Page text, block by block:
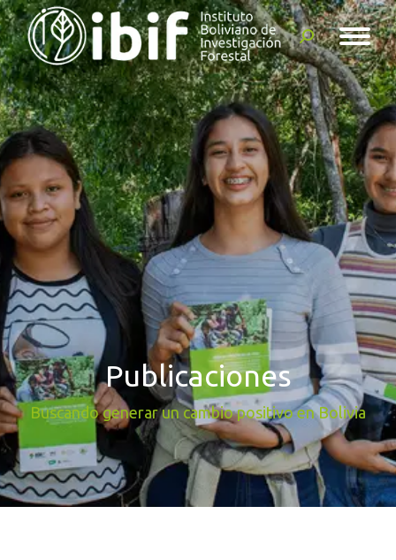
Buscar:
Publicaciones
Buscando generar un cambio positivo en Bolivia